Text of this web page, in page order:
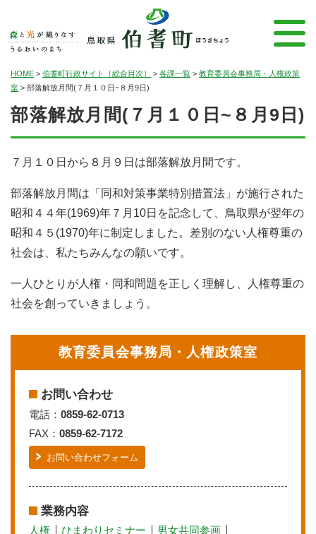
HOME > 伯耆町行政サイト［総合目次］ > 各課一覧 > 教育委員会事務局・人権政策
室 > 部落解放月間(７月１０日~８月9日)
部落解放月間(７月１０日~８月9日)
７月１０日から８月９日は部落解放月間です。
部落解放月間は「同和対策事業特別措置法」が施行された
昭和４４年(1969)年７月10日を記念して、鳥取県が翌年の
昭和４５(1970)年に制定しました。差別のない人権尊重の
社会は、私たちみんなの願いです。
一人ひとりが人権・同和問題を正しく理解し、人権尊重の
社会を創っていきましょう。
教育委員会事務局・人権政策室
お問い合わせ
電話： 0859-62-0713
FAX： 0859-62-7172
お問い合わせフォーム
業務内容
人権 ひまわりセミナー
男女共同参画